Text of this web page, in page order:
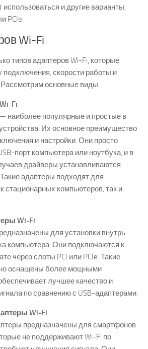
использоваться и другие варианты,
PCIe.
Wi-Fi
типов адаптеров Wi-Fi, которые
подключения, скорости работы и
основные виды.
Fi
наиболее популярные и простые в
Их основное преимущество
и настройки. Они просто
порт компьютера или ноутбука, и в
драйверы устанавливаются
адаптеры подходят для
стационарных компьютеров, так и
Wi-Fi
для установки внутрь
компьютера. Они подключаются к
через слоты PCI или PCIe. Такие
оснащены более мощными
лучшее качество и
по сравнению с USB-адаптерами.
Wi-Fi
предназначены для смартфонов
не поддерживают Wi-Fi по